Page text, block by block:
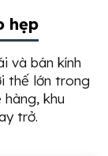
hẹp
và bán kính
thế lớn trong
khu
trở.